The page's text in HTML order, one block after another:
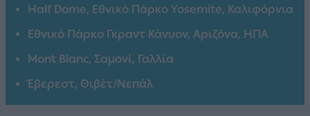
Half Dome, Εθνικό Πάρκο Yosemite, Καλιφόρνια
Εθνικό Πάρκο Γκραντ Κάνυον, Αριζόνα, ΗΠΑ
Mont Blanc, Σαμονί, Γαλλία
Έβερεστ, Θιβέτ/Νεπάλ